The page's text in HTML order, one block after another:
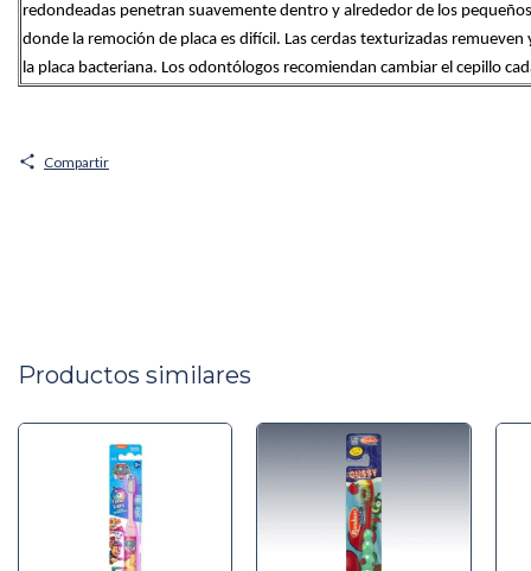
redondeadas penetran suavemente dentro y alrededor de los
donde la remoción de placa es difícil. Las cerdas texturizadas remueven
la placa bacteriana. Los odontólogos recomiendan cambiar el cepillo
Compartir
Productos similares